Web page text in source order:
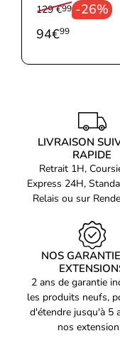
Largeur
Poids
4711475649798
CA-1Z1-00MNWN-00
-26%
129 €99
94€99
LIVRAISON
RAPIDE
Retrait 1H,
Express 24H,
Relais ou sur
NOS
2 ans de garantie
les produits neufs,
d'étendre jusqu'à 5
nos